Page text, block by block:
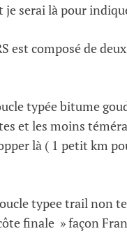
je serai là pour
est composé de
typée bitume
et les moins
là ( 1 petit km
typee trail non
finale » façon